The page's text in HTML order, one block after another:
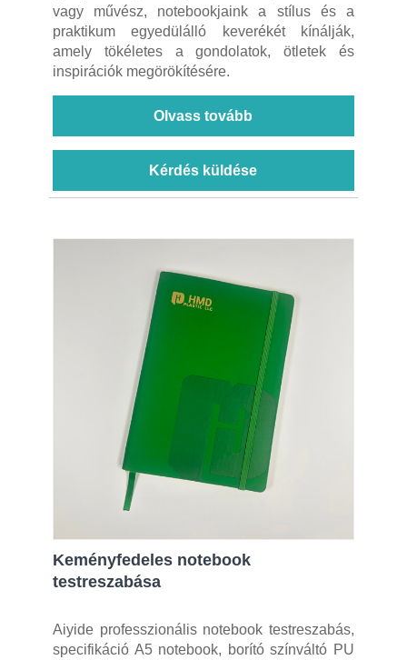
vagy művész, notebookjaink a stílus és a
praktikum egyedülálló keverékét kínálják,
amely tökéletes a gondolatok, ötletek és
inspirációk megörökítésére.
Olvass tovább
Kérdés küldése
Keményfedeles notebook
testreszabása
Aiyide professzionális notebook testreszabás,
specifikáció A5 notebook, borító színváltó PU